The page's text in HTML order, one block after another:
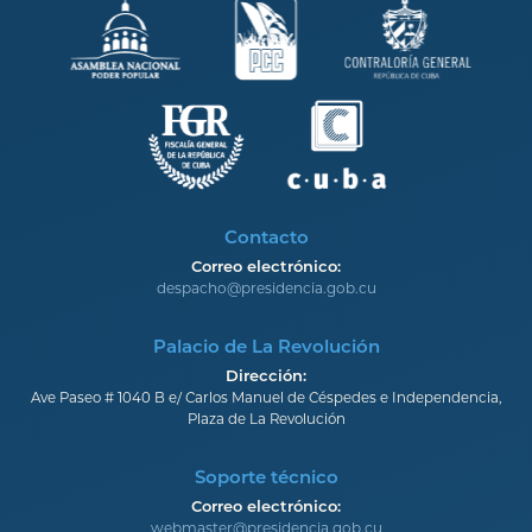
Contacto
Correo electrónico:
despacho@presidencia.gob.cu
Palacio de La Revolución
Dirección:
Ave Paseo # 1040 B e/ Carlos Manuel de Céspedes e Independencia,
Plaza de La Revolución
Soporte técnico
Correo electrónico:
webmaster@presidencia.gob.cu